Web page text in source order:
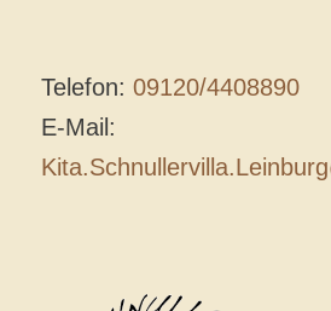
Telefon: 09120/4408890
E-Mail: